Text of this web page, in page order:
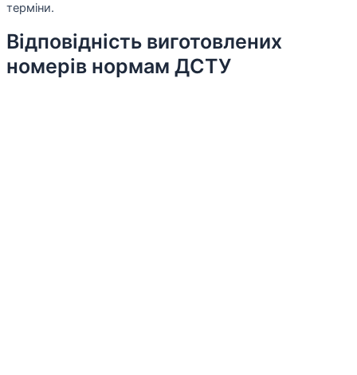
терміни.
Відповідність виготовлених
номерів нормам ДСТУ